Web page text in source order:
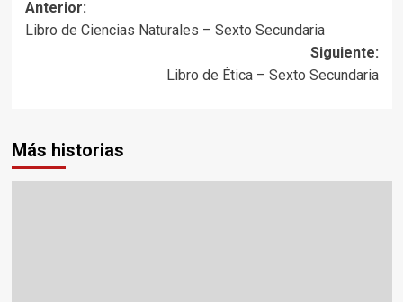
Navegación
de
Anterior:
Libro de Ciencias Naturales – Sexto Secundaria
Siguiente:
Libro de Ética – Sexto Secundaria
Más historias